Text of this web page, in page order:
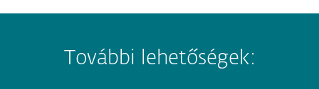
További lehetőségek: